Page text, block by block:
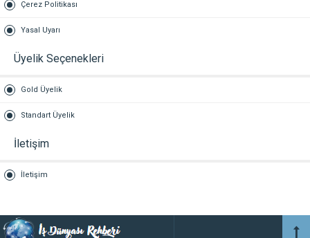
Çerez Politikası
Yasal Uyarı
Üyelik Seçenekleri
Gold Üyelik
Standart Üyelik
İletişim
İletişim